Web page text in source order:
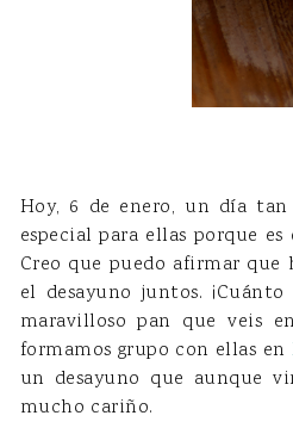
Hoy, 6 de enero, un día
especial para ellas porque
Creo que puedo afirmar
el desayuno juntos.
maravilloso pan que veis
formamos grupo con ellas en
un desayuno que aunque
mucho cariño.